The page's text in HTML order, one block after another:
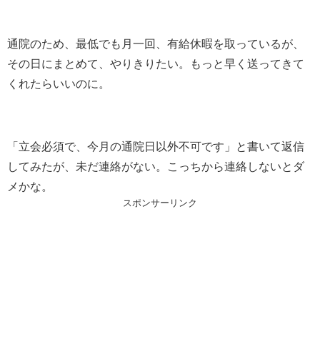
通院のため、最低でも月一回、有給休暇を取っているが、
その日にまとめて、やりきりたい。もっと早く送ってきて
くれたらいいのに。
「立会必須で、今月の通院日以外不可です」と書いて返信
してみたが、未だ連絡がない。こっちから連絡しないとダ
メかな。
スポンサーリンク